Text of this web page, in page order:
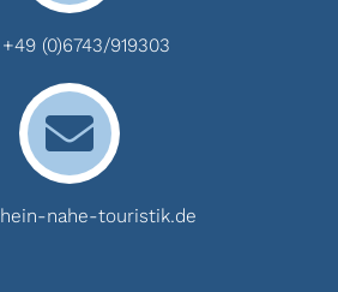
+49 (0)6743/919303
nahe-touristik.de